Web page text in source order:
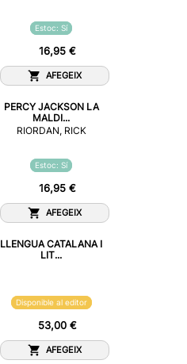
Estoc: Sí
16,95 €
AFEGEIX
PERCY JACKSON LA
MALDI...
RIORDAN, RICK
Estoc: Sí
16,95 €
AFEGEIX
LLENGUA CATALANA I
LIT...
Disponible al editor
53,00 €
AFEGEIX